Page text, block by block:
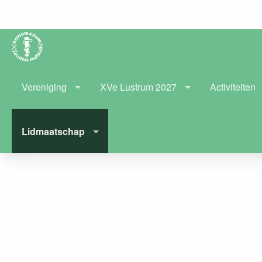
Vereniging XVe Lustrum 2027 Activiteiten
Lidmaatschap